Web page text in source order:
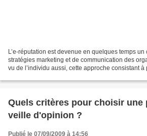
L’e-réputation est devenue en quelques temps
stratégies marketing et de communication des
vu de l’individu aussi, cette approche consistant à
Quels critères pour choisir une
veille d'opinion ?
Publié le 07/09/2009 à 14:56